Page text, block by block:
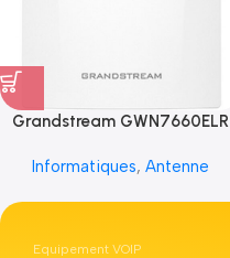
Grandstream GWN7660ELR
Informatiques, Antenne
Equipement VOIP